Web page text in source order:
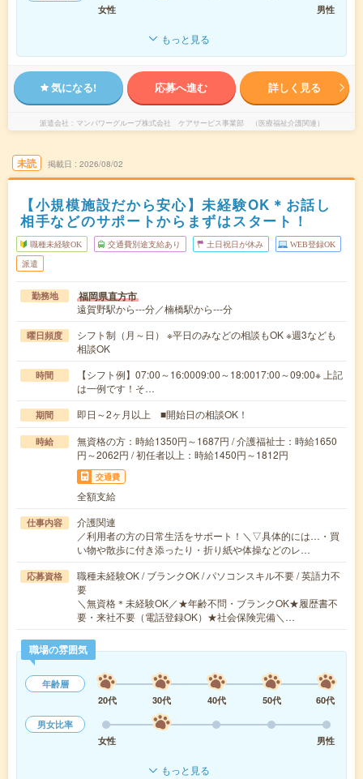
女性
男性
もっと見る
気になる! 応募へ進む 詳しく見る
派遣会社 マンパワーグループ株式会社 ケアサービス事業部 （医療福祉介護関連）
未読 掲載日 2026/08/02
【小規模施設だから安心】未経験OK＊お話し
相手などのサポートからまずはスタート！
職種未経験OK 交通費別途支給あり 土日祝日が休み WEB登録OK
派遣
勤務地 福岡県直方市
遠賀野駅から---分／楠橋駅から---分
曜日頻度
シフト制（月～日） ※平日のみなどの相談もOK ※週3なども
相談OK
時間
【シフト例】07:00～16:0009:00～18:0017:00～09:00※ 上記
は一例です！そ…
期間 即日～2ヶ月以上 ■開始日の相談OK！
時給
無資格の方：時給1350円～1687円 / 介護福祉士：時給1650
円～2062円 / 初任者以上：時給1450円～1812円
交通費
全額支給
仕事内容
介護関連
／利用者の方の日常生活をサポート！＼▽具体的には…・買
い物や散歩に付き添ったり・折り紙や体操などのレ…
応募資格
職種未経験OK / ブランクOK / パソコンスキル不要 / 英語力不
要
＼無資格＊未経験OK／★年齢不問・ブランクOK★履歴書不
要・来社不要（電話登録OK）★社会保険完備＼…
職場の雰囲気
年齢層
20代
30代 40代 50代
60代
男女比率
女性
男性
もっと見る